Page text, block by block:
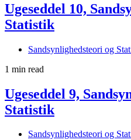
Ugeseddel 10,
Statistik
Sandsynlighedsteori og
1 min read
Ugeseddel 9,
Statistik
Sandsynlighedsteori og